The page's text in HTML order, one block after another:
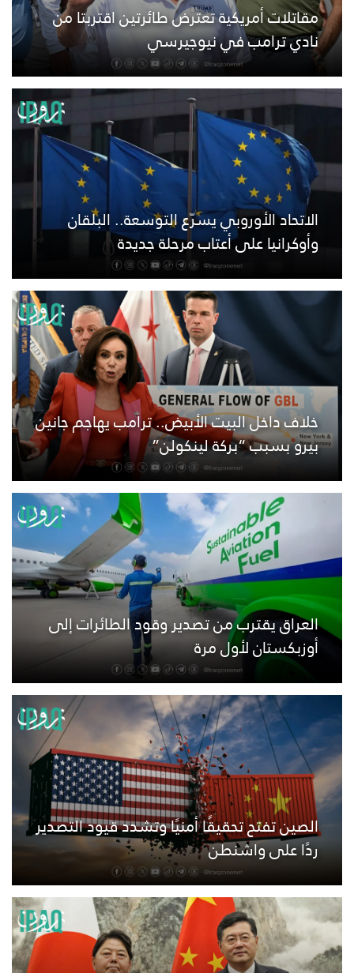
مقاتلات أمريكية تعترض طائرتين اقتربتا من
نادي ترامب في نيوجيرسي
الاتحاد الأوروبي يسرّع التوسعة.. البلقان
وأوكرانيا على أعتاب مرحلة جديدة
خلاف داخل البيت الأبيض.. ترامب يهاجم جانين
بيرو بسبب “بركة لينكولن”
العراق يقترب من تصدير وقود الطائرات إلى
أوزبكستان لأول مرة
الصين تفتح تحقيقًا أمنيًا وتشدد قيود التصدير
ردًا على واشنطن